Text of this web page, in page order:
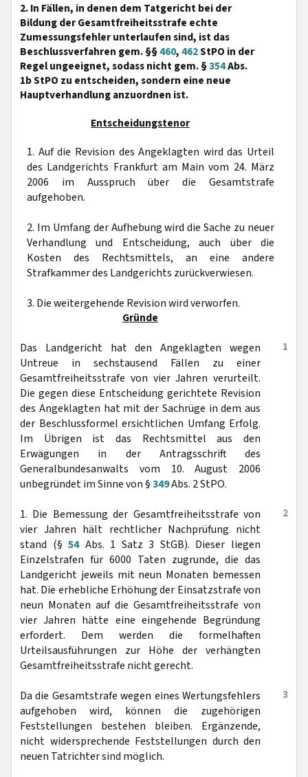
2. In Fällen, in denen dem Tatgericht bei der
Bildung der Gesamtfreiheitsstrafe echte
Zumessungsfehler unterlaufen sind, ist das
Beschlussverfahren gem. §§460,462StPO in der
Regel ungeeignet, sodass nicht gem. §354Abs.
1b StPO zu entscheiden, sondern eine neue
Hauptverhandlung anzuordnen ist.
Entscheidungstenor
1. Auf die Revision des Angeklagten wird das Urteil
des Landgerichts Frankfurt am Main vom 24. März
2006 im Ausspruch über die Gesamtstrafe
aufgehoben.
2. Im Umfang der Aufhebung wird die Sache zu neuer
Verhandlung und Entscheidung, auch über die
Kosten des Rechtsmittels, an eine andere
Strafkammer des Landgerichts zurückverwiesen.
3. Die weitergehende Revision wird verworfen.
Gründe
1
Das Landgericht hat den Angeklagten wegen
Untreue in sechstausend Fällen zu einer
Gesamtfreiheitsstrafe von vier Jahren verurteilt.
Die gegen diese Entscheidung gerichtete Revision
des Angeklagten hat mit der Sachrüge in dem aus
der Beschlussformel ersichtlichen Umfang Erfolg.
Im Übrigen ist das Rechtsmittel aus den
Erwägungen in der Antragsschrift des
Generalbundesanwalts vom 10. August 2006
unbegründet im Sinne von §349Abs. 2 StPO.
2
1. Die Bemessung der Gesamtfreiheitsstrafe von
vier Jahren hält rechtlicher Nachprüfung nicht
stand (§54Abs. 1 Satz 3 StGB). Dieser liegen
Einzelstrafen für 6000 Taten zugrunde, die das
Landgericht jeweils mit neun Monaten bemessen
hat. Die erhebliche Erhöhung der Einsatzstrafe von
neun Monaten auf die Gesamtfreiheitsstrafe von
vier Jahren hätte eine eingehende Begründung
erfordert. Dem werden die formelhaften
Urteilsausführungen zur Höhe der verhängten
Gesamtfreiheitsstrafe nicht gerecht.
3
Da die Gesamtstrafe wegen eines Wertungsfehlers
aufgehoben wird, können die zugehörigen
Feststellungen bestehen bleiben. Ergänzende,
nicht widersprechende Feststellungen durch den
neuen Tatrichter sind möglich.